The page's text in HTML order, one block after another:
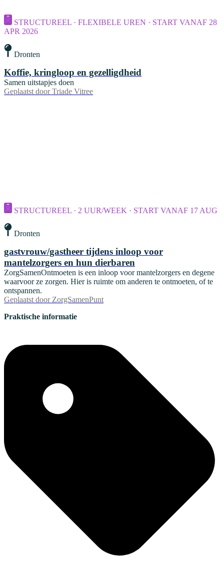
STRUCTUREEL · FLEXIBELE UREN · START VANAF 28
APR 2026
Dronten
Koffie, kringloop en gezelligdheid
Samen uitstapjes doen
Geplaatst door Triade Vitree
STRUCTUREEL · 2 UUR/WEEK · START VANAF 17 AUG
Dronten
gastvrouw/gastheer tijdens inloop voor
mantelzorgers en hun dierbaren
ZorgSamenOntmoeten is een inloop voor mantelzorgers en degene
waarvoor ze zorgen. Hier is ruimte om anderen te ontmoeten, of te
ontspannen.
Geplaatst door ZorgSamenPunt
Praktische informatie